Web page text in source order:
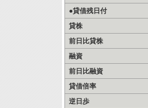
●貸借残日付
貸株
前日比貸株
融資
前日比融資
貸借倍率
逆日歩